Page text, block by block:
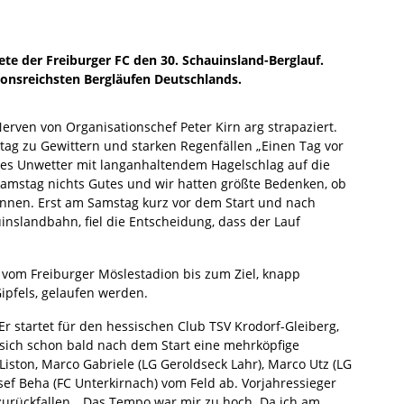
der Freiburger FC den 30. Schauinsland-Berglauf.
Bergläufen Deutschlands.
von Organisationschef Peter Kirn arg strapaziert.
zu Gewittern und starken Regenfällen „Einen Tag vor
Unwetter mit langanhaltendem Hagelschlag auf die
nichts Gutes und wir hatten größte Bedenken, ob
Erst am Samstag kurz vor dem Start und nach
fiel die Entscheidung, dass der Lauf
Freiburger Möslestadion bis zum Ziel, knapp
gelaufen werden.
startet für den hessischen Club TSV Krodorf-Gleiberg,
schon bald nach dem Start eine mehrköpfige
Marco Gabriele (LG Geroldseck Lahr), Marco Utz (LG
Beha (FC Unterkirnach) vom Feld ab. Vorjahressieger